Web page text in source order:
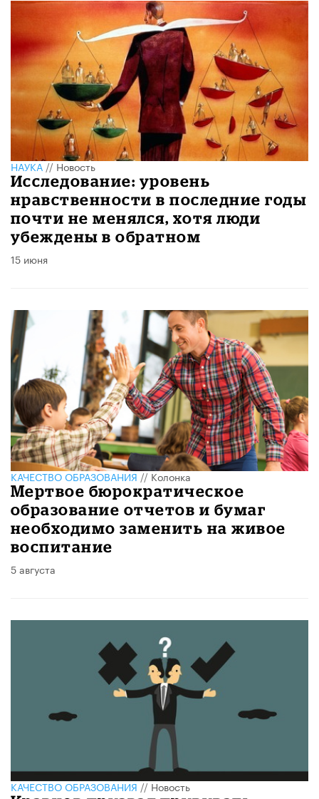
НАУКА//Новость
Исследование: уровень
нравственности в последние годы
почти не менялся, хотя люди
убеждены в обратном
15 июня
КАЧЕСТВО ОБРАЗОВАНИЯ//Колонка
Мертвое бюрократическое
образование отчетов и бумаг
необходимо заменить на живое
воспитание
5 августа
КАЧЕСТВО ОБРАЗОВАНИЯ//Новость